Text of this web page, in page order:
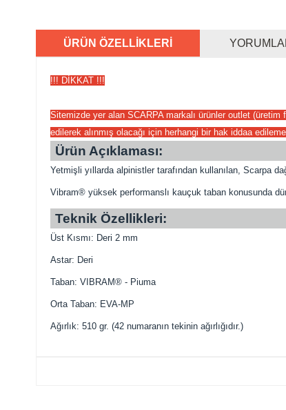
ÜRÜN ÖZELLIKLERI
!!! DİKKAT !!!
Sitemizde yer alan SCARPA markalı ürünler outlet
edilerek alınmış olacağı için herhangi bir hak iddaa
Ürün Açıklaması:
Yetmişli yıllarda alpinistler tarafından kullanılan, Scarpa
Vibram® yüksek performanslı kauçuk taban konusunda
Teknik Özellikleri:
Üst Kısmı: Deri 2 mm
Astar: Deri
Taban: VIBRAM® - Piuma
Orta Taban: EVA-MP
Ağırlık: 510 gr. (42 numaranın tekinin ağırlığıdır.)